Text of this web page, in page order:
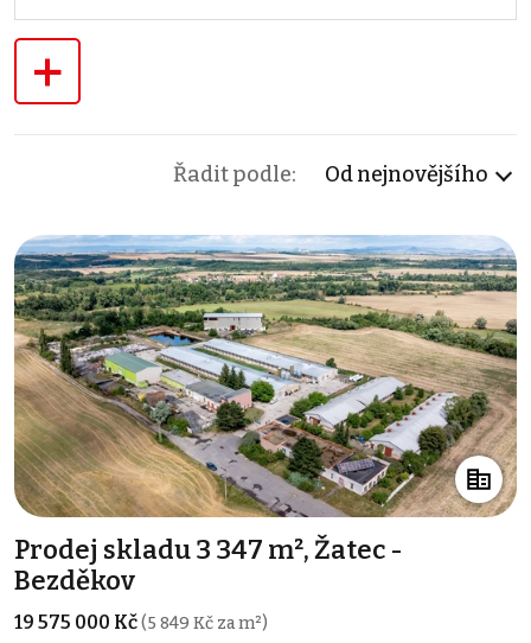
+
Řadit podle: Od nejnovějšího
Prodej skladu 3 347 m², Žatec -
Bezděkov
19 575 000 Kč(5 849 Kč za m²)